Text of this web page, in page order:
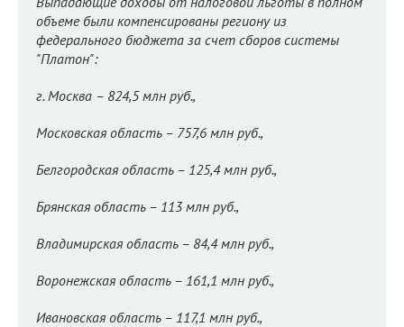
объеме были компенсированы региону из
федерального бюджета за счет сборов системы
"Платон":
г. Москва – 824,5 млн руб.,
Московская область – 757,6 млн руб.,
Белгородская область – 125,4 млн руб.,
Брянская область – 113 млн руб.,
Владимирская область – 84,4 млн руб.,
Воронежская область – 161,1 млн руб.,
Ивановская область – 117,1 млн руб.,